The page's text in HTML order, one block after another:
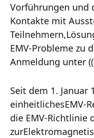
Vorführungen und
Kontakte mit
EMV-Probleme zu
Anmeldung unter
Seit dem 1. Januar
einheitlichesEMV-
die EMV-Richtlinie